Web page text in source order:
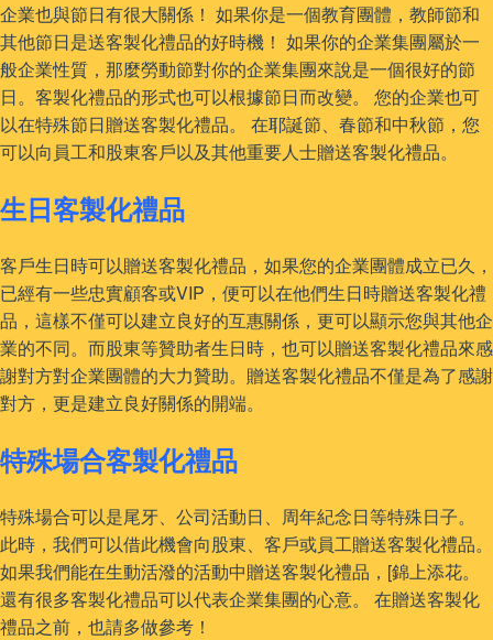
企業也與節日有很大關係！ 如果你是一個教育團體，教師節和
其他節日是送客製化禮品的好時機！ 如果你的企業集團屬於一
般企業性質，那麼勞動節對你的企業集團來說是一個很好的節
日。客製化禮品的形式也可以根據節日而改變。 您的企業也可
以在特殊節日贈送客製化禮品。 在耶誕節、春節和中秋節，您
可以向員工和股東客戶以及其他重要人士贈送客製化禮品。
生日客製化禮品
客戶生日時可以贈送客製化禮品，如果您的企業團體成立已久，
已經有一些忠實顧客或VIP，便可以在他們生日時贈送客製化禮
品，這樣不僅可以建立良好的互惠關係，更可以顯示您與其他企
業的不同。而股東等贊助者生日時，也可以贈送客製化禮品來感
謝對方對企業團體的大力贊助。贈送客製化禮品不僅是為了感謝
對方，更是建立良好關係的開端。
特殊場合客製化禮品
特殊場合可以是尾牙、公司活動日、周年紀念日等特殊日子。
此時，我們可以借此機會向股東、客戶或員工贈送客製化禮品。
如果我們能在生動活潑的活動中贈送客製化禮品，[錦上添花。
還有很多客製化禮品可以代表企業集團的心意。 在贈送客製化
禮品之前，也請多做參考！